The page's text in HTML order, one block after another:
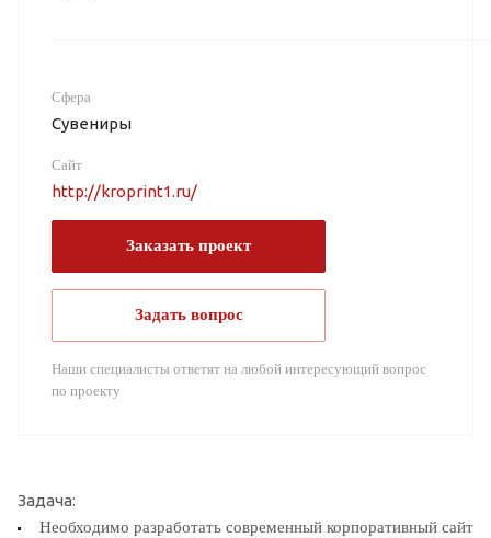
Сфера
Сувениры
Сайт
http://kroprint1.ru/
Заказать проект
Задать вопрос
Наши специалисты ответят на любой интересующий вопрос
по проекту
Задача:
Необходимо разработать современный корпоративный сайт